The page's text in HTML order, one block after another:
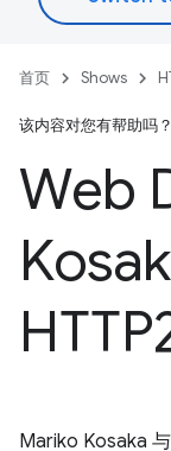
首页 Shows
该内容对您有帮助吗？
Web
Mariko Kosaka